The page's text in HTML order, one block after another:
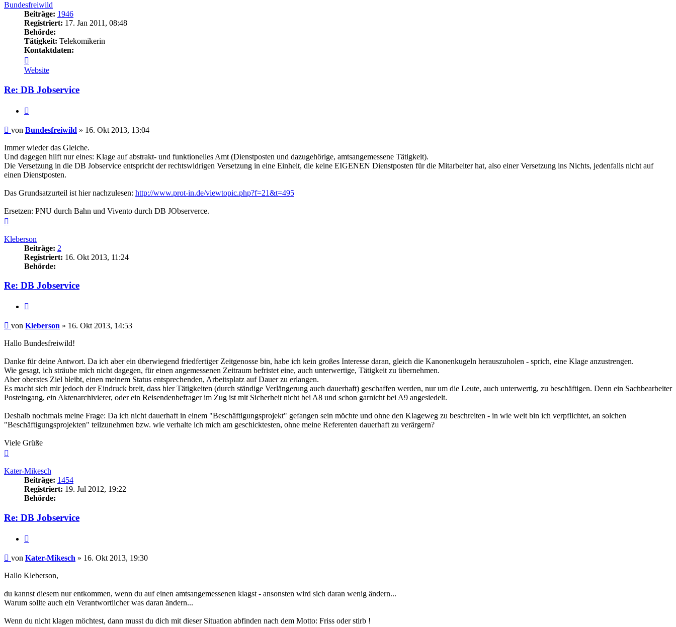
Bundesfreiwild
Beiträge: 1946
Registriert: 17. Jan 2011, 08:48
Behörde:
Tätigkeit: Telekomikerin
Kontaktdaten:
von
Bundesfreiwild
Website
Re: DB Jobservice
Beitrag
von Bundesfreiwild » 16. Okt 2013, 13:04
Immer wieder das Gleiche.
Und dagegen hilft nur eines: Klage auf abstrakt- und funktionelles Amt (Dienstposten und dazugehörige, amtsangemessene Tätigkeit).
Die Versetzung in die DB Jobservice entspricht der rechtswidrigen Versetzung in eine Einheit, die keine EIGENEN Dienstposten für die Mitarbeiter hat, also einer Versetzung ins Nichts, jedenfalls nicht auf
einen Dienstposten.
Das Grundsatzurteil ist hier nachzulesen: http://www.prot-in.de/viewtopic.php?f=21&t=495
Ersetzen: PNU durch Bahn und Vivento durch DB JObserverce.
Kleberson
Beiträge: 2
Registriert: 16. Okt 2013, 11:24
Behörde:
Re: DB Jobservice
Beitrag
von Kleberson » 16. Okt 2013, 14:53
Hallo Bundesfreiwild!
Danke für deine Antwort. Da ich aber ein überwiegend friedfertiger Zeitgenosse bin, habe ich kein großes Interesse daran, gleich die Kanonenkugeln herauszuholen - sprich, eine Klage anzustrengen.
Wie gesagt, ich sträube mich nicht dagegen, für einen angemessenen Zeitraum befristet eine, auch unterwertige, Tätigkeit zu übernehmen.
Aber oberstes Ziel bleibt, einen meinem Status entsprechenden, Arbeitsplatz auf Dauer zu erlangen.
Es macht sich mir jedoch der Eindruck breit, dass hier Tätigkeiten (durch ständige Verlängerung auch dauerhaft) geschaffen werden, nur um die Leute, auch unterwertig, zu beschäftigen. Denn ein Sachbearbeiter
Posteingang, ein Aktenarchivierer, oder ein Reisendenbefrager im Zug ist mit Sicherheit nicht bei A8 und schon garnicht bei A9 angesiedelt.
Deshalb nochmals meine Frage: Da ich nicht dauerhaft in einem "Beschäftigungsprojekt" gefangen sein möchte und ohne den Klageweg zu beschreiten - in wie weit bin ich verpflichtet, an solchen
"Beschäftigungsprojekten" teilzunehmen bzw. wie verhalte ich mich am geschicktesten, ohne meine Referenten dauerhaft zu verärgern?
Viele Grüße
Kater-Mikesch
Beiträge: 1454
Registriert: 19. Jul 2012, 19:22
Behörde:
Re: DB Jobservice
Beitrag
von Kater-Mikesch » 16. Okt 2013, 19:30
Hallo Kleberson,
du kannst diesem nur entkommen, wenn du auf einen amtsangemessenen klagst - ansonsten wird sich daran wenig ändern...
Warum sollte auch ein Verantwortlicher was daran ändern...
Wenn du nicht klagen möchtest, dann musst du dich mit dieser Situation abfinden nach dem Motto: Friss oder stirb !